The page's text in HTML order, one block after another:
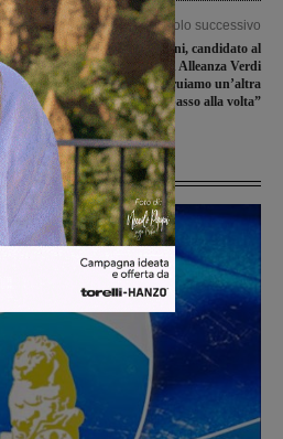
Articolo successivo
Lapo Albizi, 21 anni, candidato al
Consiglio regionale con Alleanza Verdi
Sinistra. “Costruiamo un’altra
Toscana. Un passo alla volta”